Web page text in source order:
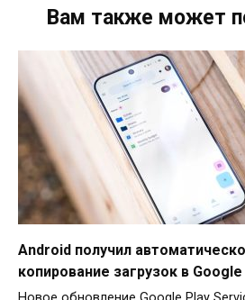
Вам также может
Android получил
копирование загрузок в